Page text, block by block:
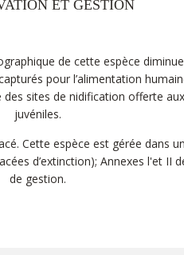
ET GESTION
de cette espèce
pour l’alimentation
sites de nidification offerte
juvéniles.
Cette espèce est gérée dans
d’extinction); Annexes l'et II
de gestion.